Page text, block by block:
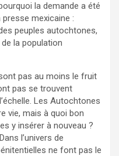
la demande a été
mexicaine :
peuples autochtones,
la population
pas au moins le fruit
pas se trouvent
Les Autochtones
vie, mais à quoi bon
y insérer à nouveau ?
l’univers de
ne font pas le